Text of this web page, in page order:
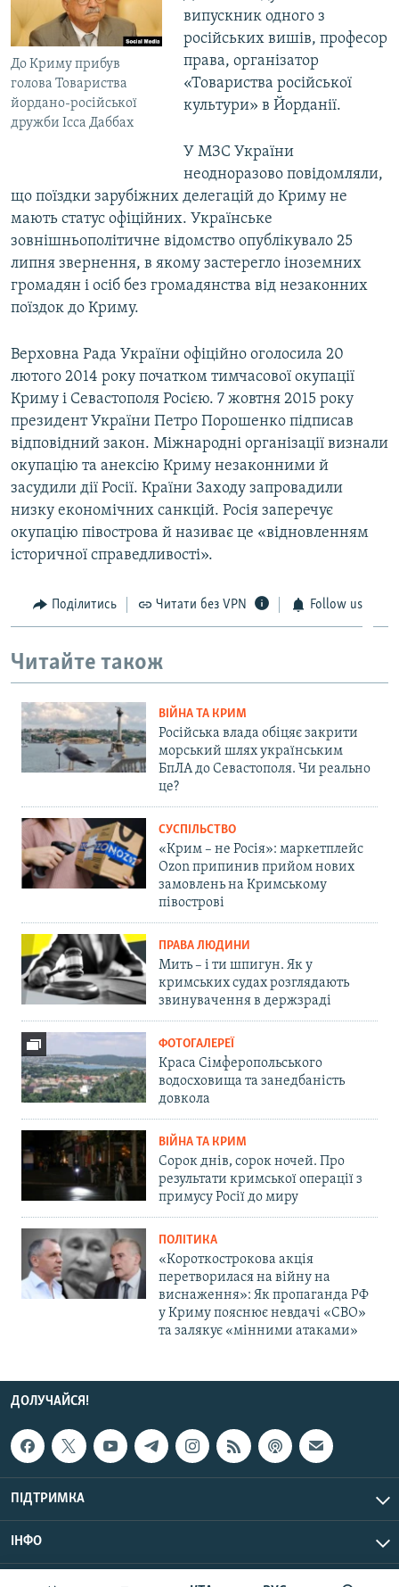
До Криму прибув
голова Товариства
йордано-російської
дружби Ісса Даббах
випускник одного з
російських вишів, професор
права, організатор
«Товариства російської
культури» в Йорданії.
У МЗС України
неодноразово повідомляли,
що поїздки зарубіжних делегацій до Криму не
мають статус офіційних. Українське
зовнішньополітичне відомство опублікувало 25
липня звернення, в якому застерегло іноземних
громадян і осіб без громадянства від незаконних
поїздок до Криму.
Верховна Рада України офіційно оголосила 20
лютого 2014 року початком тимчасової окупації
Криму і Севастополя Росією. 7 жовтня 2015 року
президент України Петро Порошенко підписав
відповідний закон. Міжнародні організації визнали
окупацію та анексію Криму незаконними й
засудили дії Росії. Країни Заходу запровадили
низку економічних санкцій. Росія заперечує
окупацію півострова й називає це «відновленням
історичної справедливості».
Поділитись Читати без VPN Follow us
Читайте також
ВІЙНА ТА КРИМ
Російська влада обіцяє закрити
морський шлях українським
БпЛА до Севастополя. Чи реально
це?
СУСПІЛЬСТВО
«Крим – не Росія»: маркетплейс
Ozon припинив прийом нових
замовлень на Кримському
півострові
ПРАВА ЛЮДИНИ
Мить – і ти шпигун. Як у
кримських судах розглядають
звинувачення в держзраді
ФОТОГАЛЕРЕЇ
Краса Сімферопольського
водосховища та занедбаність
довкола
ВІЙНА ТА КРИМ
Сорок днів, сорок ночей. Про
результати кримської операції з
примусу Росії до миру
ПОЛІТИКА
«Короткострокова акція
перетворилася на війну на
виснаження»: Як пропаганда РФ
у Криму пояснює невдачі «СВО»
та залякує «мінними атаками»
ДОЛУЧАЙСЯ!
ПІДТРИМКА
ІНФО